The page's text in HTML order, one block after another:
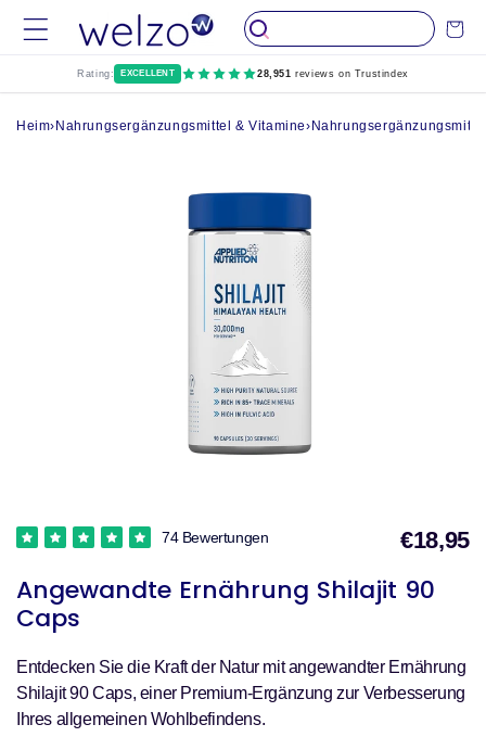
Überspringen
Sie zu Inhalten
Wagen
Rating: EXCELLENT 28,951 reviews on Trustindex
Heim› Nahrungsergänzungsmittel & Vitamine›
Angewandte Ernährung Shilajit 90
Caps
74 Bewertungen €18,95
Entdecken Sie die Kraft der Natur mit angewandter Ernährung
Shilajit 90 Caps, einer Premium-Ergänzung zur Verbesserung
Ihres allgemeinen Wohlbefindens.